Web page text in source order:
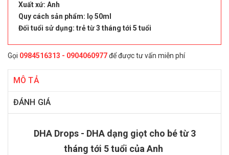
Xuất xứ: Anh
Quy cách sản phẩm: lọ 50ml
Đối tuổi sử dụng: trẻ từ 3 tháng tới 5 tuổi
Gọi 0984516313 - 0904060977để được tư vấn miễn phí
MÔ TẢ
ĐÁNH GIÁ
DHA Drops - DHA dạng giọt cho bé từ 3
tháng tới 5 tuổi của Anh